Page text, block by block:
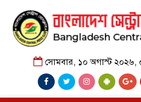
সোমবার, ১০ অগাস্ট ২০২৬,